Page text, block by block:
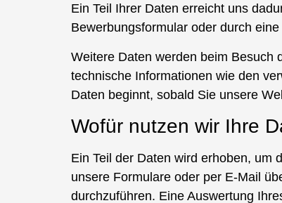
Ein Teil Ihrer Daten erreicht uns
Bewerbungsformular oder durch
Weitere Daten werden beim Besuch
technische Informationen wie den
Daten beginnt, sobald Sie unsere
Wofür nutzen wir Ihre
Ein Teil der Daten wird erhoben, um
unsere Formulare oder per E-Mail
durchzuführen. Eine Auswertung